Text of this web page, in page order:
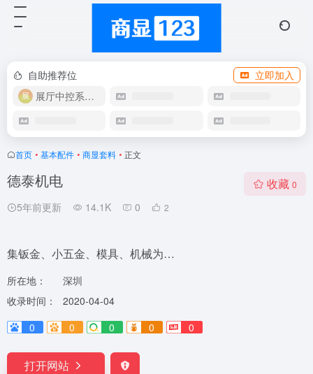
自助推荐位
立即加入
展厅中控系统OEM
首页 • 基本配件 • 商显套料 • 正文
德泰机电
5年前更新 14.1K 0 2
收藏 0
集钣金、小五金、模具、机械为…
所在地：
深圳
收录时间：
2020-04-04
0
0 0 0 0
打开网站